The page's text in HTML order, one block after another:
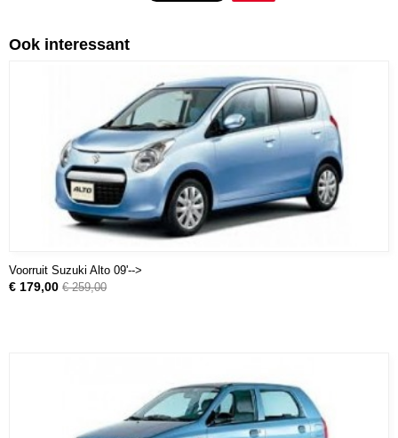
Ook interessant
Voorruit Suzuki Alto 09'-->
€ 179,00 € 259,00